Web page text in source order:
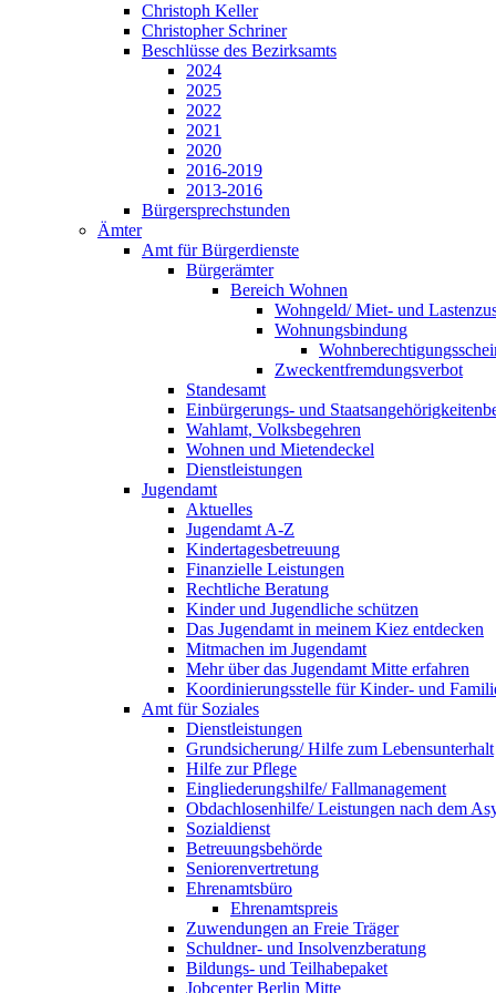
Christoph Keller
Christopher Schriner
Beschlüsse des Bezirksamts
2024
2025
2022
2021
2020
2016-2019
2013-2016
Bürger­sprechstunden
Ämter
Amt für Bürgerdienste
Bürgerämter
Bereich Wohnen
Wohngeld/ Miet- und
Wohnungs­bindung
Zweckent­fremdungsverbot
Standesamt
Einbürgerungs- und
Wahlamt, Volksbegehren
Wohnen und Mietendeckel
Dienst­leistungen
Jugendamt
Aktuelles
Jugendamt A-Z
Kinder­tages­betreuung
Finanzielle Leistungen
Rechtliche Beratung
Kinder und Jugendliche schützen
Das Jugendamt in meinem Kiez entdecken
Mitmachen im Jugendamt
Mehr über das Jugendamt Mitte erfahren
Koordinierungsstelle für Kinder- und
Amt für Soziales
Dienstleistungen
Grundsicherung/ Hilfe zum Lebensunterhalt
Hilfe zur Pflege
Ein­gliederungs­hilfe/ Fallmanagement
Obdachlosenhilfe/ Leistungen nach dem
Sozialdienst
Betreuungs­behörde
Senioren­vertretung
Ehrenamtsbüro
Ehrenamtspreis
Zuwendungen an Freie Träger
Schuldner- und Insolvenz­beratung
Bildungs- und Teilhabepaket
Jobcenter Berlin Mitte